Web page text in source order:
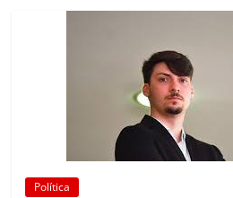
Política